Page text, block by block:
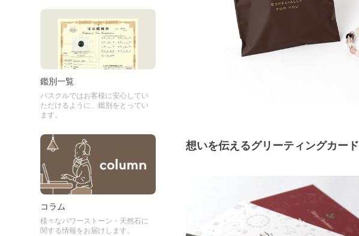
鑑別一覧
パスクルではお客様に安心してい
ただけるように、鑑別をとってい
ます。
コラム
様々なパワーストーン・天然石に
関する情報をお届けします。
想いを伝えるグリーティングカード